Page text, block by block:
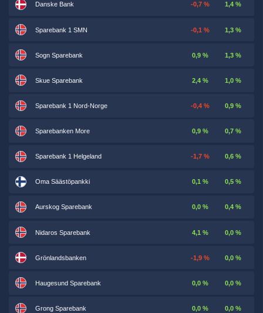
Danske Bank -0,7 % 1,4 %
Sparebank 1 SMN -0,1 % 1,3 %
Sogn Sparebank 0,9 % 1,3 %
Skue Sparebank 2,4 % 1,0 %
Sparebank 1 Nord-Norge -0,4 % 0,9 %
Sparebanken More 0,9 % 0,7 %
Sparebank 1 Helgeland -1,7 % 0,6 %
Oma Säästöpankki 0,1 % 0,5 %
Aurskog Sparebank 0,0 % 0,4 %
Nidaros Sparebank 4,1 % 0,0 %
Grönlandsbanken -1,9 % 0,0 %
Haugesund Sparebank 0,0 % 0,0 %
Grong Sparebank 0,0 % 0,0 %